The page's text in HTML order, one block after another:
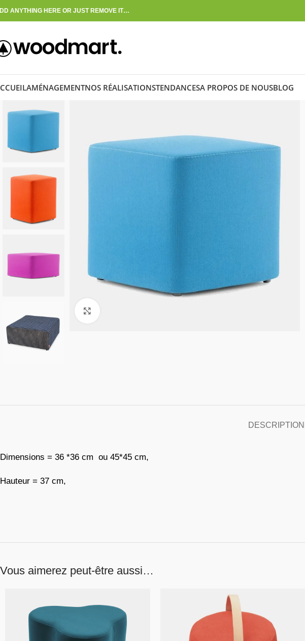
ANYTHING HERE OR JUST REMOVE IT…
AMÉNAGEMENTNOS RÉALISATIONSTENDANCESA PROPOS DE NOUSBLOG
DESCRIPTION
Dimensions = 36 *36 cm ou 45*45 cm,
Hauteur = 37 cm,
Vous aimerez peut-être aussi…